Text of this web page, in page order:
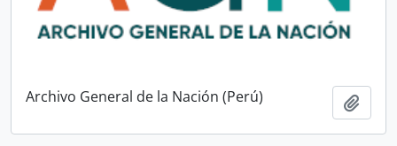
Archivo General de la Nación (Perú)